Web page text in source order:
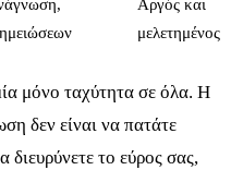
μελετημένος
μόνο ταχύτητα σε όλα. Η
δεν είναι να πατάτε
διευρύνετε το εύρος σας,